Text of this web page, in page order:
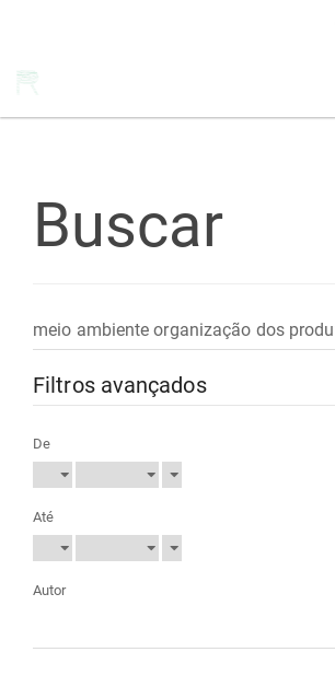
Buscar
Pesquisar
termo
Filtros avançados
De
Até
Autor